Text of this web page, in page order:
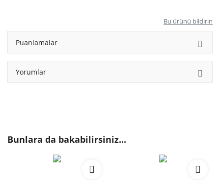
Bu ürünü bildirin
Puanlamalar
Yorumlar
Bunlara da bakabilirsiniz...